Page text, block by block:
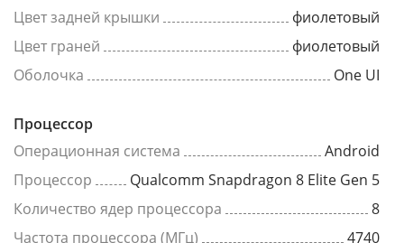
Цвет задней крышки
фиолетовый
Цвет граней
фиолетовый
Оболочка
One UI
Процессор
Операционная система
Android
Процессор
Qualcomm Snapdragon 8 Elite Gen 5
Количество ядер процессора
8
Частота процессора (МГц)
4740